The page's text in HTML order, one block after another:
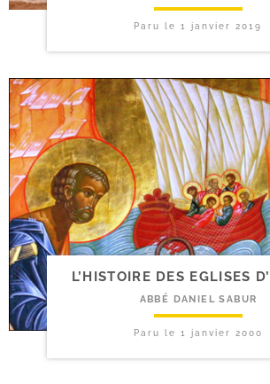
Paru le1 janvier 2019
L’HISTOIRE DES EGLISES
ABBÉ DANIEL SABUR
Paru le 1 janvier 2000